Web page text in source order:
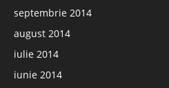
septembrie 2014
august 2014
iulie 2014
iunie 2014